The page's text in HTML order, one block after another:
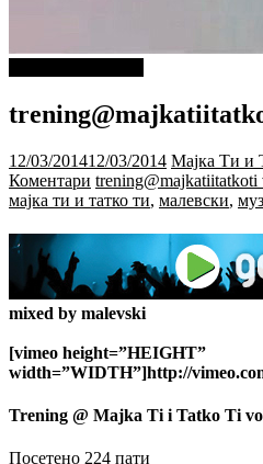
12/03/201412/03/2014 Мајка Ти и
Коментари trening@majkatiitatkoti
мајка ти и татко ти, малевски,
mixed by malevski
[vimeo height=”HEIGHT”
width=”WIDTH”]http://
Trening @ Majka Ti i Tatko Ti
Посетено 224 пати